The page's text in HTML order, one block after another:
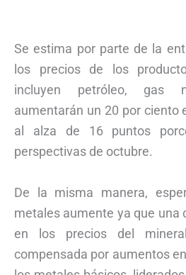
Se estima por parte de la
los precios de los
incluyen petróleo, gas
aumentarán un 20 por ciento
al alza de 16 puntos
perspectivas de octubre.
De la misma manera,
metales aumente ya que una
en los precios del
compensada por aumentos